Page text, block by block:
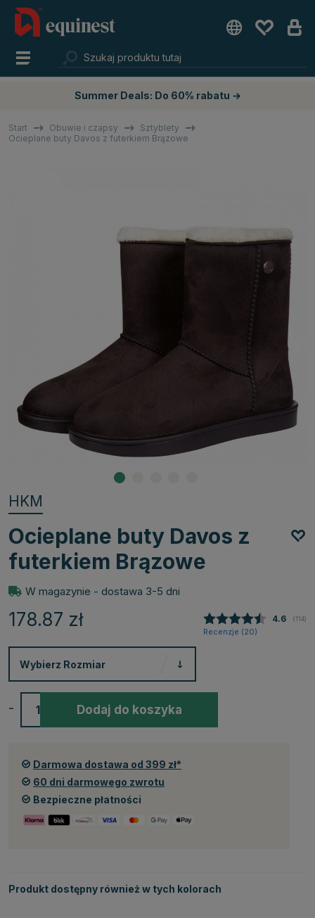
Summer Deals: Do 60% rabatu →
Start Obuwie i czapsy
Sztyblety
Ocieplane buty Davos z futerkiem Brązowe
HKM
Ocieplane buty Davos z
futerkiem Brązowe
W magazynie - dostawa 3-5 dni
178.87 zł Średnia
4.6 (114)
Recenzje (20)
Wybierz Rozmiar
- Dodaj do koszyka
Darmowa dostawa od 399 zł*
60 dni darmowego zwrotu
Bezpieczne płatności
Produkt dostępny również w tych kolorach